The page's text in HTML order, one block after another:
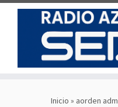
Inicio » aorden